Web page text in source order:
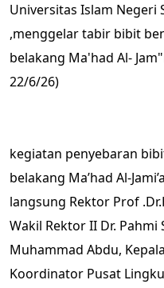
Universitas Islam Negeri
,menggelar tabir bibit
belakang Ma'had Al-
22/6/26)
kegiatan penyebaran
belakang Ma’had Al-
langsung Rektor Prof
Wakil Rektor II Dr. Pahmi
Muhammad Abdu,
Koordinator Pusat